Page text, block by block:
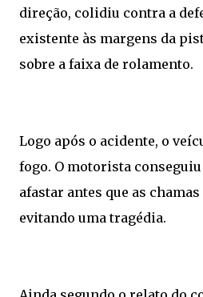
direção, colidiu contra a
existente às margens da
sobre a faixa de rolamento.
Logo após o acidente, o
fogo. O motorista
afastar antes que as
evitando uma tragédia.